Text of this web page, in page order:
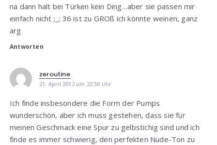
na dann halt bei Türken kein Ding…aber sie passen mir
einfach nicht ;_; 36 ist zu GROß ich könnte weinen, ganz
arg
Antworten
zeroutine
21. April 2012 um 22:50 Uhr
Ich finde insbesondere die Form der Pumps
wunderschön, aber ich muss gestehen, dass sie für
meinen Geschmack eine Spur zu gelbstichig sind und ich
finde es immer schwierig, den perfekten Nude-Ton zu